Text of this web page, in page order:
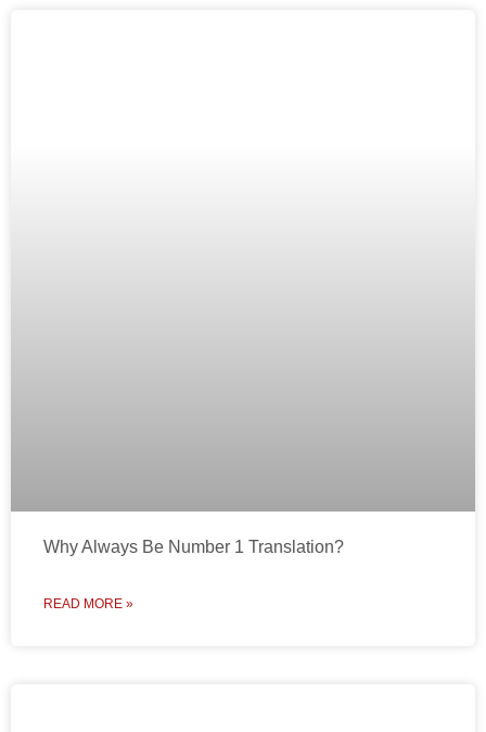
Why Always Be Number 1 Translation?
READ MORE »